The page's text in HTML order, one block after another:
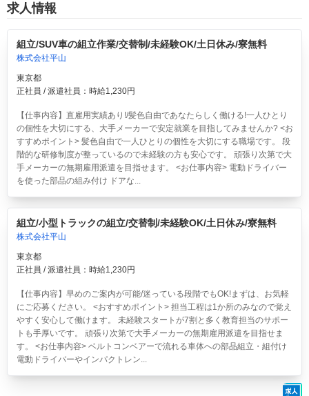
求人情報
組立/SUV車の組立作業/交替制/未経験OK/土日休み/寮無料
株式会社平山
東京都
正社員 / 派遣社員：時給1,230円
【仕事内容】直雇用実績あり!/髪色自由であなたらしく働ける!一人ひとり
の個性を大切にする、大手メーカーで安定就業を目指してみませんか? <お
すすめポイント> 髪色自由で一人ひとりの個性を大切にする職場です。 段
階的な研修制度が整っているので未経験の方も安心です。 頑張り次第で大
手メーカーの無期雇用派遣を目指せます。 <お仕事内容> 電動ドライバー
を使った部品の組み付け ドアな...
組立/小型トラックの組立/交替制/未経験OK/土日休み/寮無料
株式会社平山
東京都
正社員 / 派遣社員：時給1,230円
【仕事内容】早めのご案内が可能/迷っている段階でもOK!まずは、お気軽
にご応募ください。 <おすすめポイント> 担当工程は1か所のみなので覚え
やすく安心して働けます。 未経験スタートが7割と多く教育担当のサポー
トも手厚いです。 頑張り次第で大手メーカーの無期雇用派遣を目指せま
す。 <お仕事内容> ベルトコンベアーで流れる車体への部品組立・組付け
電動ドライバーやインパクトレン...